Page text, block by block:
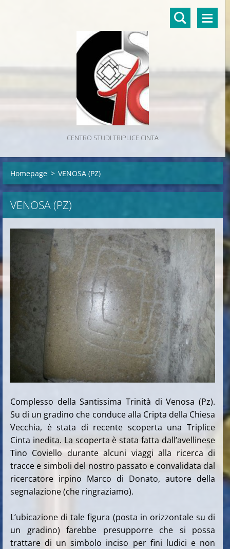
CENTRO STUDI TRIPLICE CINTA
Homepage > VENOSA (PZ)
VENOSA (PZ)
Complesso della Santissima Trinità di Venosa (Pz).
Su di un gradino che conduce alla Cripta della Chiesa
Vecchia, è stata di recente scoperta una Triplice
Cinta inedita. La scoperta è stata fatta dall’avellinese
Tino Coviello durante alcuni viaggi alla ricerca di
tracce e simboli del nostro passato e convalidata dal
ricercatore irpino Marco di Donato, autore della
segnalazione (che ringraziamo).
L’ubicazione di tale figura (posta in orizzontale su di
un gradino) farebbe presupporre che si possa
trattare di un simbolo inciso per fini ludici e non